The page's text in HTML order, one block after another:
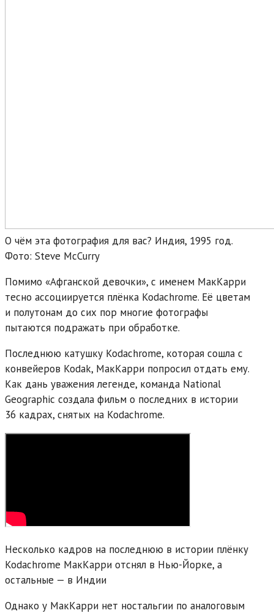
О чём эта фотография для вас? Индия, 1995 год.
Фото: Steve McCurry
Помимо «Афганской девочки», с именем МакКарри
тесно ассоциируется плёнка Kodachrome. Её цветам
и полутонам до сих пор многие фотографы
пытаются подражать при обработке.
Последнюю катушку Kodachrome, которая сошла с
конвейеров Kodak, МакКарри попросил отдать ему.
Как дань уважения легенде, команда National
Geographic создала фильм о последних в истории
36 кадрах, снятых на Kodachrome.
Несколько кадров на последнюю в истории плёнку
Kodachrome МакКарри отснял в Нью-Йорке, а
остальные — в Индии
Однако у МакКарри нет ностальгии по аналоговым